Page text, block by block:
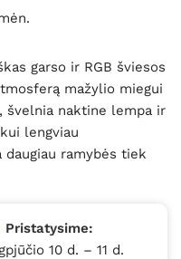
garso ir RGB šviesos
mažylio miegui
švelnia naktine lempa ir
lengviau
ramybės tiek
Pristatysime:
10 d. – 11 d.